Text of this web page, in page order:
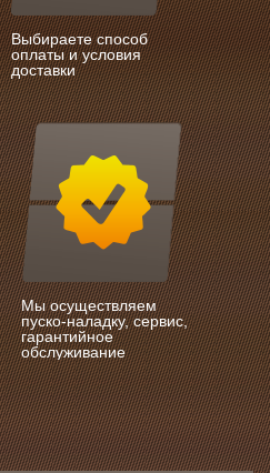
Выбираете способ
оплаты и условия
доставки
Мы осуществляем
пуско-наладку, сервис,
гарантийное
обслуживание